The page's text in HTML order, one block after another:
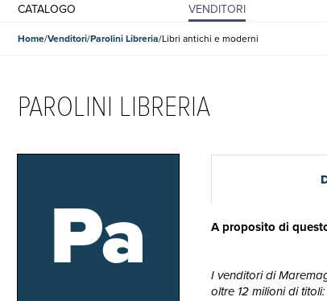
CATALOGO VENDITORI
Home Venditori Parolini Libreria Libri antichi e moderni
PAROLINI LIBRERIA
Pa A proposito di
I venditori di
oltre 12 milioni di